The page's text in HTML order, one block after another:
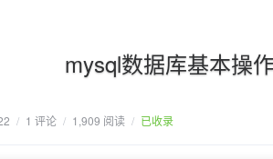
mysql数据库基本操
/ 1 评论 / 1,909 阅读 / 已收录